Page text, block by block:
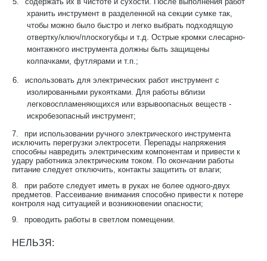
хранить инструмент в разделенной на секции сумке так,
чтобы можно было быстро и легко выбрать подходящую
отвертку/ключ/плоскогубцы и т.д. Острые кромки слесарно-
монтажного инструмента должны быть защищены
колпачками, футлярами и т.п.;
6.
использовать для электрических работ инструмент с
изолированными рукоятками. Для работы вблизи
легковоспламеняющихся или взрывоопасных веществ -
искробезопасный инструмент;
7.
при использовании ручного электрического инструмента
исключить перегрузки электросети. Перепады напряжения
способны навредить электрическим компонентам и привести к
удару работника электрическим током. По окончании работы
питание следует отключить, контакты защитить от влаги;
8.
при работе следует иметь в руках не более одного-двух
предметов. Рассеивание внимания способно привести к потере
контроля над ситуацией и возникновении опасности;
9.
проводить работы в светлом помещении.
НЕЛЬЗЯ: